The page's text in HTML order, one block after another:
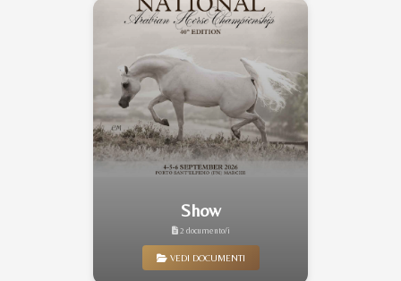
Show
2 documento/i
VEDI DOCUMENTI